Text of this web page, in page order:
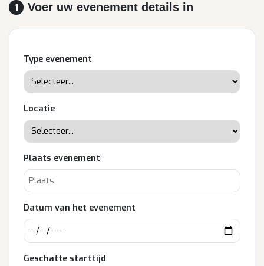
1 Voer uw evenement details in
Type evenement
Locatie
Plaats evenement
Datum van het evenement
Geschatte starttijd